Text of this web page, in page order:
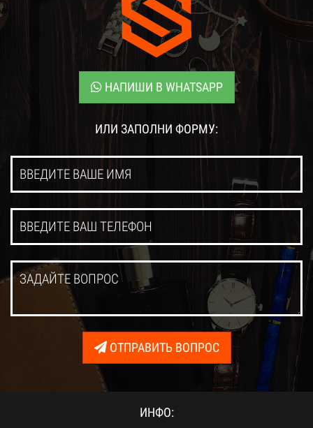
НАПИШИ В WHATSAPP
ИЛИ ЗАПОЛНИ ФОРМУ:
ОТПРАВИТЬ ВОПРОС
ИНФО: